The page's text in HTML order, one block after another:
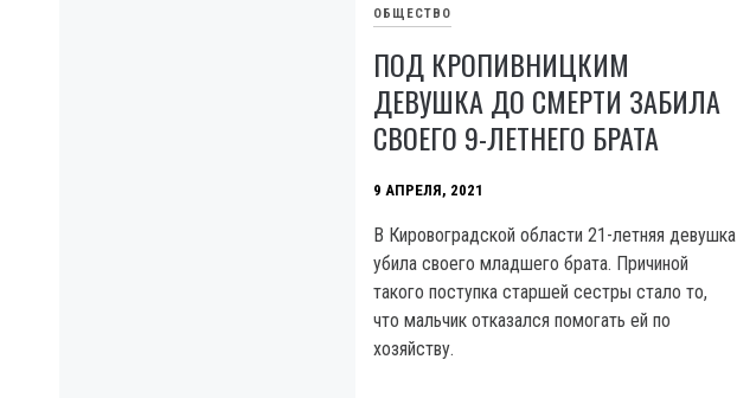
ОБЩЕСТВО
ПОД КРОПИВНИЦКИМ
ДЕВУШКА ДО СМЕРТИ ЗАБИЛА
СВОЕГО 9-ЛЕТНЕГО БРАТА
9 АПРЕЛЯ, 2021
В Кировоградской области 21-летняя девушка
убила своего младшего брата. Причиной
такого поступка старшей сестры стало то,
что мальчик отказался помогать ей по
хозяйству.